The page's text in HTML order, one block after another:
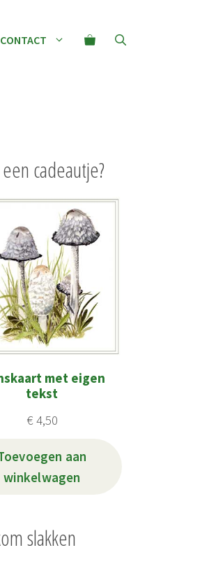
CONTACT
cadeautje?
met eigen
tekst
€4,50
aan
winkelwagen
slakken